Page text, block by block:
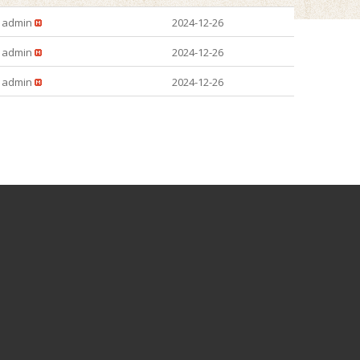
admin 2024-12-26
admin 2024-12-26
admin 2024-12-26